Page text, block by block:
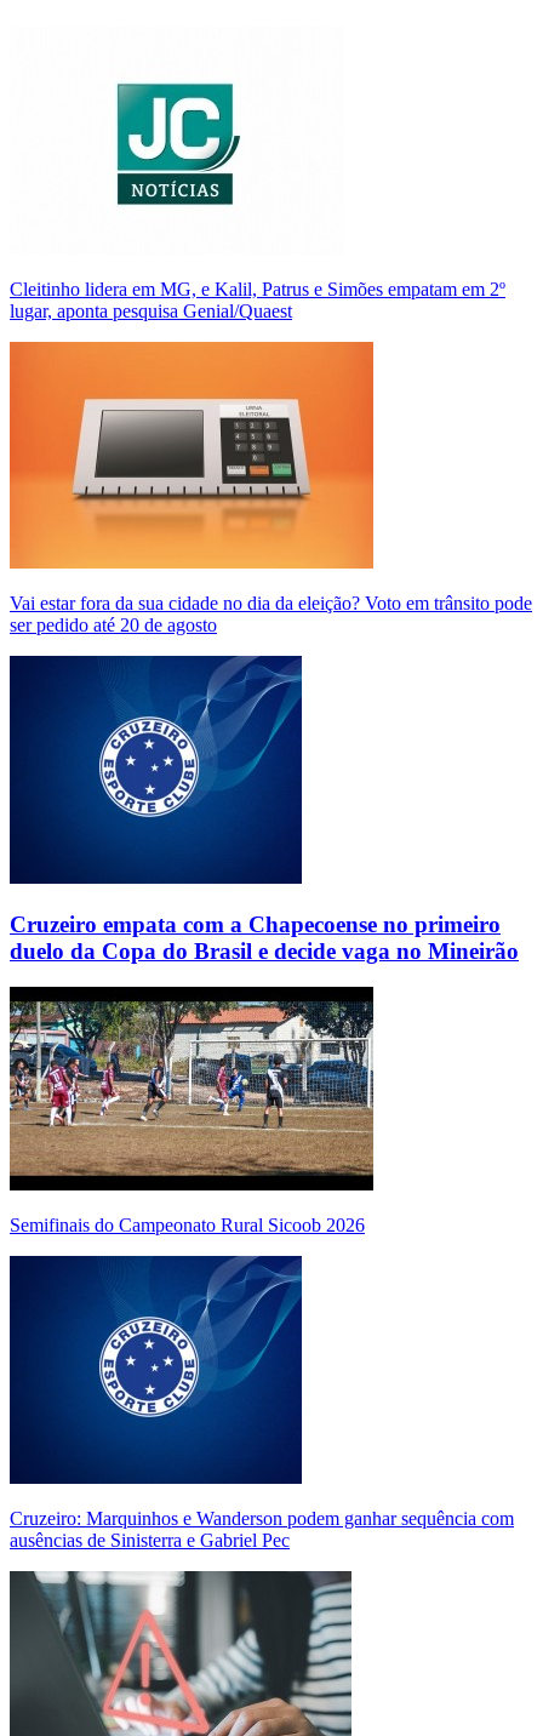
Cleitinho lidera em MG, e Kalil, Patrus e Simões empatam em 2º
lugar, aponta pesquisa Genial/Quaest
Vai estar fora da sua cidade no dia da eleição? Voto em trânsito pode
ser pedido até 20 de agosto
Cruzeiro empata com a Chapecoense no primeiro
duelo da Copa do Brasil e decide vaga no Mineirão
Semifinais do Campeonato Rural Sicoob 2026
Cruzeiro: Marquinhos e Wanderson podem ganhar sequência com
ausências de Sinisterra e Gabriel Pec